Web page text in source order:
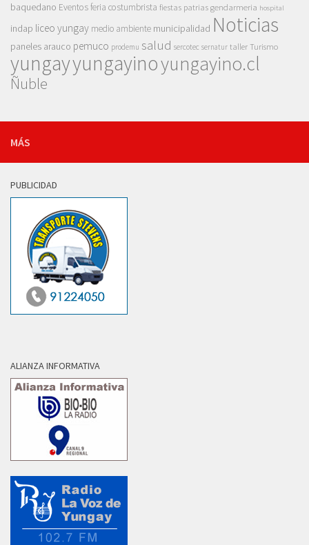
baquedano Eventosferia costumbrista fiestas patrias gendarmeria hospital
indap liceo yungay medio ambiente municipalidad Noticias
paneles arauco pemuco prodemu salud sercotec sernatur taller Turismo
yungayyungayinoyungayino.cl
Ñuble
MÁS
PUBLICIDAD
ALIANZA INFORMATIVA